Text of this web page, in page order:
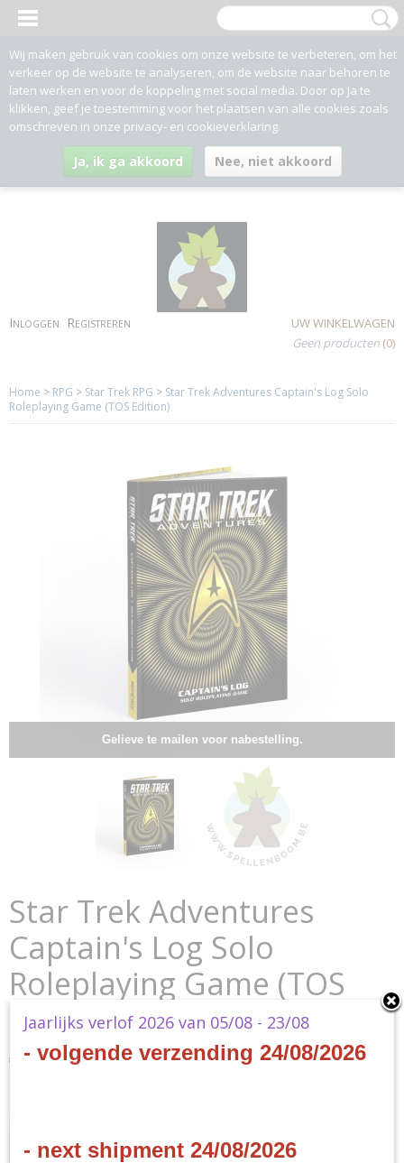
Inloggen Registreren
UW WINKELWAGEN
Geen producten (0)
Home > RPG > Star Trek RPG > Star Trek Adventures Captain's Log Solo
Roleplaying Game (TOS Edition)
Gelieve te mailen voor nabestelling.
Star Trek Adventures
Captain's Log Solo
Roleplaying Game (TOS
Edition)
€ 38,40 (inclusief btw 21%)
Verstuur
Wij maken gebruik van cookies om onze website te verbeteren, om het
verkeer op de website te analyseren, om de website naar behoren te
laten werken en voor de koppeling met social media. Door op Ja te
klikken, geef je toestemming voor het plaatsen van alle cookies zoals
omschreven in onze privacy- en cookieverklaring.
Ja, ik ga akkoord Nee, niet akkoord
Jaarlijks verlof 2026 van 05/08 - 23/08
- volgende verzending 24/08/2026
- next shipment 24/08/2026